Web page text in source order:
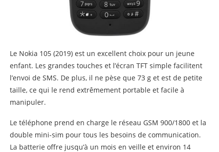
Le Nokia 105 (2019) est un excellent choix pour un jeune
enfant. Les grandes touches et l’écran TFT simple facilitent
l’envoi de SMS. De plus, il ne pèse que 73 g et est de petite
taille, ce qui le rend extrêmement portable et facile à
manipuler.
Le téléphone prend en charge le réseau GSM 900/1800 et la
double mini-sim pour tous les besoins de communication.
La batterie offre jusqu’à un mois en veille et environ 14